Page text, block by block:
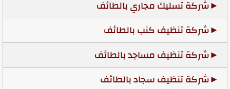
شركة تسليك مجاري بالطائف
شركة تنظيف كنب بالطائف
شركة تنظيف مساجد بالطائف
شركة تنظيف سجاد بالطائف